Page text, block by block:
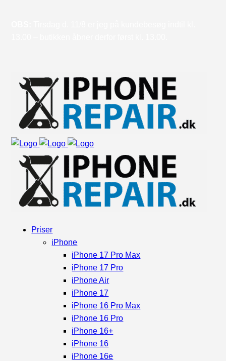
Priser
iPhone
iPhone 17 Pro Max
iPhone 17 Pro
iPhone Air
iPhone 17
iPhone 16 Pro Max
iPhone 16 Pro
iPhone 16+
iPhone 16
iPhone 16e